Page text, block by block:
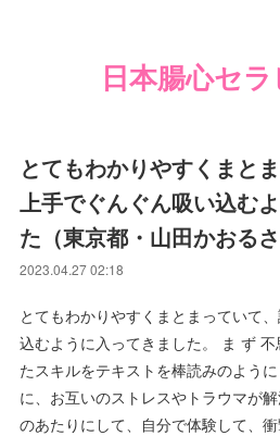
日本腸心セ
とてもわかりやすくまと
上手でぐんぐん吸い込む
た（東京都・山田かおるさ
2023.04.27 02:18
とてもわかりやすくまとまっていて
込むように入ってきました。 ま ず
たスキルをテキストを棒読みのよう
に、お互いのストレスやトラウマが
のあたりにして、自分で体験して、衝